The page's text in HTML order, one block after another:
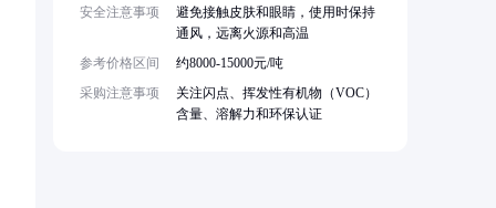
安全注意事项
避免接触皮肤和眼睛，使用时保持
通风，远离火源和高温
参考价格区间
约8000-15000元/吨
采购注意事项
关注闪点、挥发性有机物（VOC）
含量、溶解力和环保认证